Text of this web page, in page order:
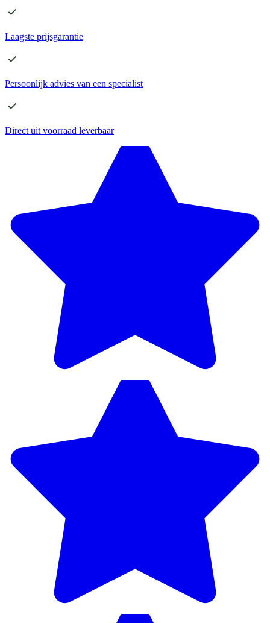
Laagste prijsgarantie
Persoonlijk advies van een specialist
Direct uit voorraad leverbaar